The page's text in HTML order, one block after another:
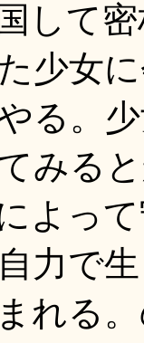
して
少女
る。
みる
よっ
力で
れる